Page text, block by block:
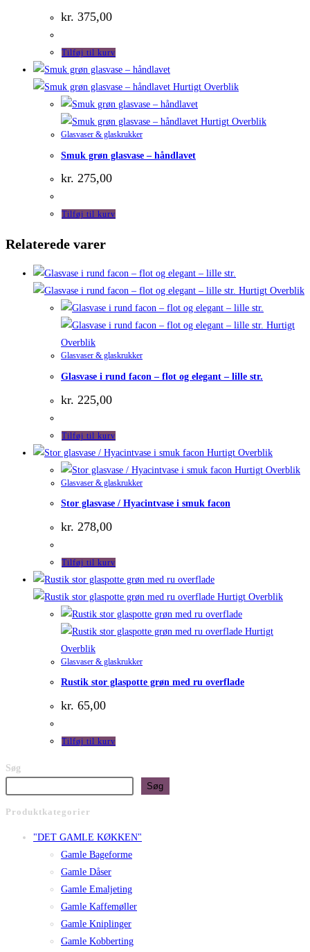
kr. 375,00
Tilføj til kurv
Hurtigt Overblik
Hurtigt Overblik
Glasvaser & glaskrukker
Smuk grøn glasvase – håndlavet
kr. 275,00
Tilføj til kurv
Relaterede varer
Hurtigt Overblik
Hurtigt
Overblik
Glasvaser & glaskrukker
Glasvase i rund facon – flot og elegant – lille str.
kr. 225,00
Tilføj til kurv
Hurtigt Overblik
Hurtigt Overblik
Glasvaser & glaskrukker
Stor glasvase / Hyacintvase i smuk facon
kr. 278,00
Tilføj til kurv
Hurtigt Overblik
Hurtigt
Overblik
Glasvaser & glaskrukker
Rustik stor glaspotte grøn med ru overflade
kr. 65,00
Tilføj til kurv
Søg
Søg
Produktkategorier
"DET GAMLE KØKKEN"
Gamle Bageforme
Gamle Dåser
Gamle Emaljeting
Gamle Kaffemøller
Gamle Kniplinger
Gamle Kobberting